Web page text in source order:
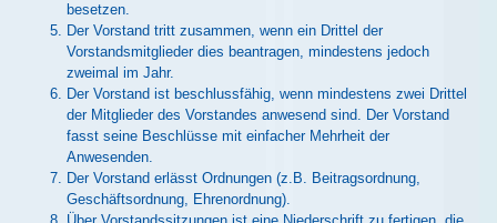
besetzen.
Der Vorstand tritt zusammen, wenn ein Drittel der
Vorstandsmitglieder dies beantragen, mindestens jedoch
zweimal im Jahr.
Der Vorstand ist beschlussfähig, wenn mindestens zwei Drittel
der Mitglieder des Vorstandes anwesend sind. Der Vorstand
fasst seine Beschlüsse mit einfacher Mehrheit der
Anwesenden.
Der Vorstand erlässt Ordnungen (z.B. Beitragsordnung,
Geschäftsordnung, Ehrenordnung).